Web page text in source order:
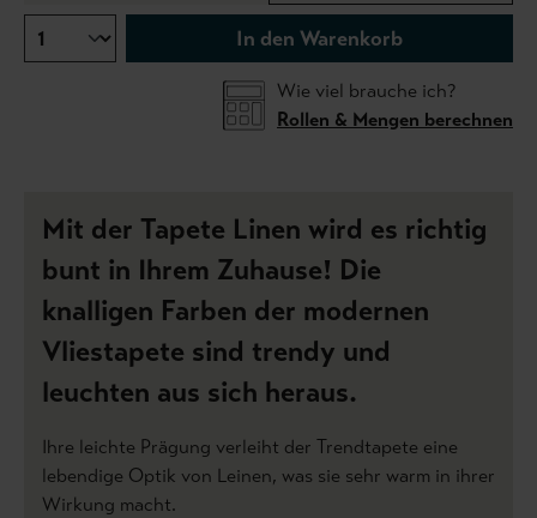
In den Warenkorb
Wie viel brauche ich?
Rollen & Mengen berechnen
Mit der Tapete Linen wird es richtig
bunt in Ihrem Zuhause! Die
knalligen Farben der modernen
Vliestapete sind trendy und
leuchten aus sich heraus.
Ihre leichte Prägung verleiht der Trendtapete eine
lebendige Optik von Leinen, was sie sehr warm in ihrer
Wirkung macht.